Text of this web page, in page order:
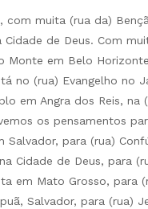
com muita (rua da)
de Deus. Com
Monte em Belo
no (rua) Evangelho no
em Angra dos Reis, na
os pensamentos
Salvador, para (rua)
Cidade de Deus, para
em Mato Grosso, para
Salvador, para (rua)